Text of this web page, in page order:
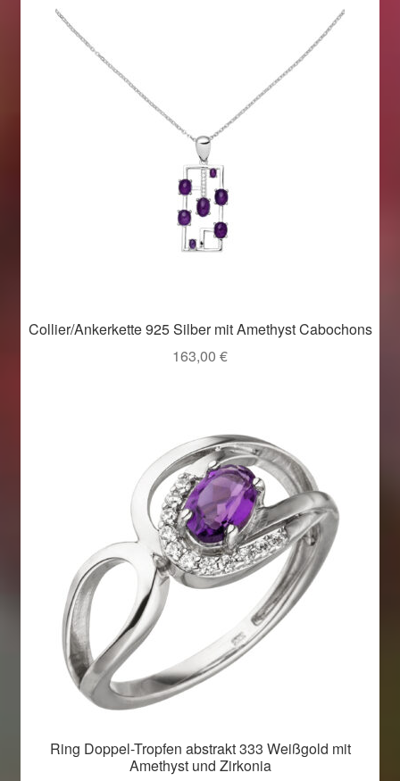
Collier/Ankerkette 925 Silber mit Amethyst Cabochons
163,00 €
Ring Doppel-Tropfen abstrakt 333 Weißgold mit
Amethyst und Zirkonia